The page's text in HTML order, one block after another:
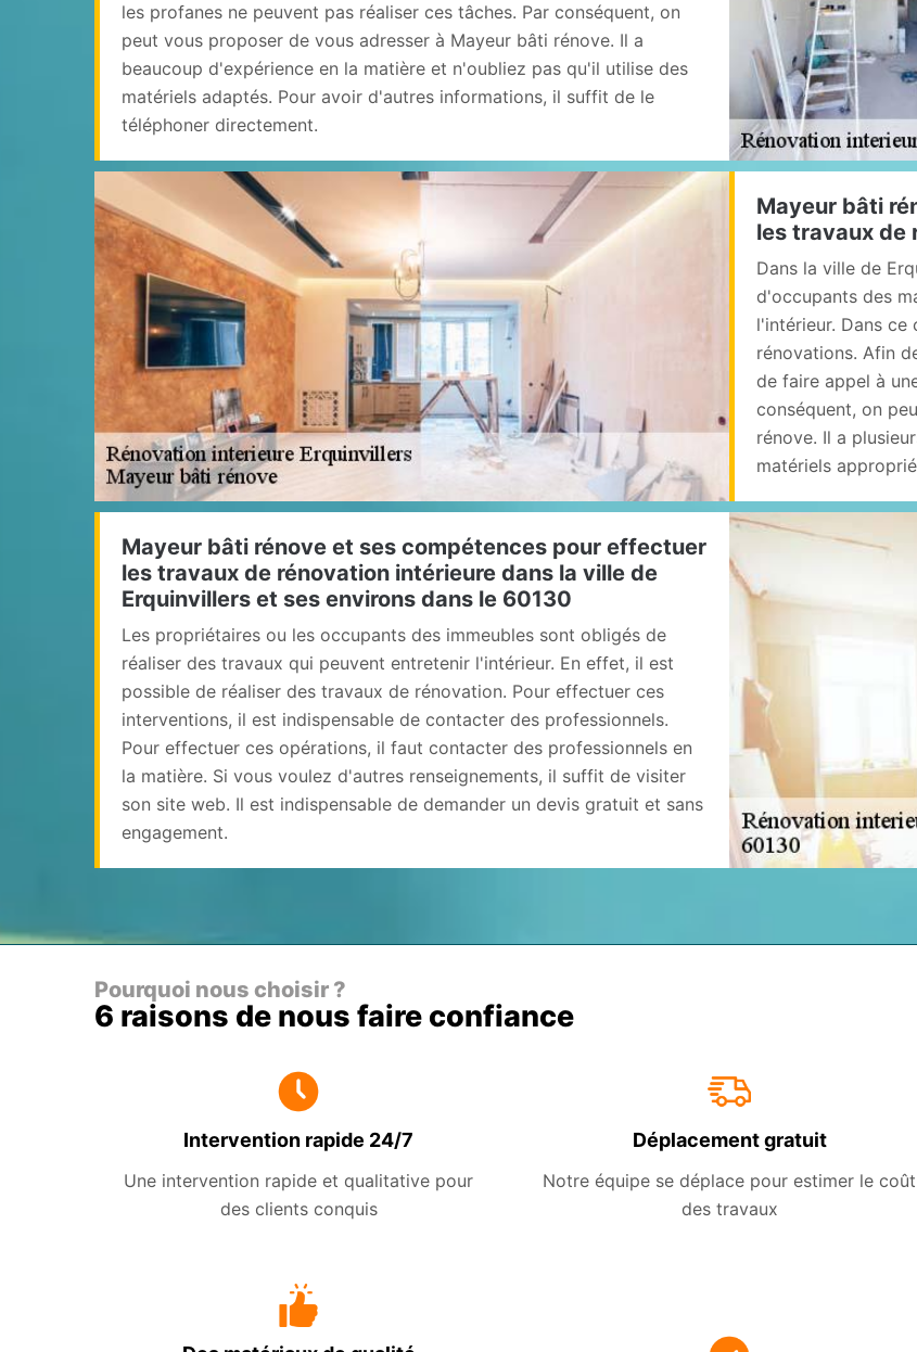
les profanes ne peuvent pas réaliser ces tâches. Par conséquent, on
peut vous proposer de vous adresser à Mayeur bâti rénove. Il a
beaucoup d'expérience en la matière et n'oubliez pas qu'il utilise des
matériels adaptés. Pour avoir d'autres informations, il suffit de le
téléphoner directement.
Mayeur bâti
les travaux de
Dans la ville de
d'occupants des
l'intérieur. Dans ce
rénovations. Afin
de faire appel à
conséquent, on
rénove. Il a
matériels
Mayeur bâti rénove et ses compétences pour effectuer
les travaux de rénovation intérieure dans la ville de
Erquinvillers et ses environs dans le 60130
Les propriétaires ou les occupants des immeubles sont obligés de
réaliser des travaux qui peuvent entretenir l'intérieur. En effet, il est
possible de réaliser des travaux de rénovation. Pour effectuer ces
interventions, il est indispensable de contacter des professionnels.
Pour effectuer ces opérations, il faut contacter des professionnels en
la matière. Si vous voulez d'autres renseignements, il suffit de visiter
son site web. Il est indispensable de demander un devis gratuit et sans
engagement.
Pourquoi nous choisir ?
6 raisons de nous faire confiance
Intervention rapide 24/7
Une intervention rapide et qualitative pour
des clients conquis
Déplacement gratuit
Notre équipe se déplace pour estimer le coût
des travaux